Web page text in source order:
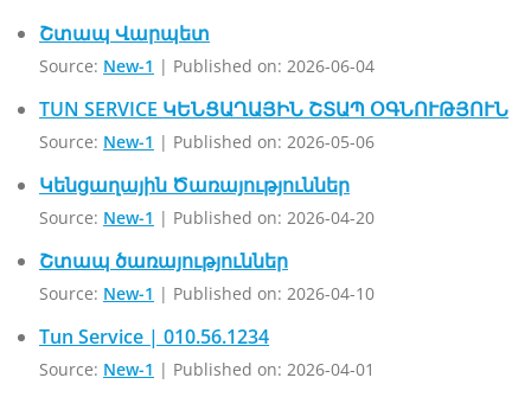
Շտապ Վարպետ
Source: New-1 Published on: 2026-06-04
TUN SERVICE ԿԵՆՑԱՂԱՅԻՆ ՇՏԱՊ ՕԳՆՈՒԹՅՈՒՆ
Source: New-1 Published on: 2026-05-06
Կենցաղային Ծառայություններ
Source: New-1 Published on: 2026-04-20
Շտապ ծառայություններ
Source: New-1 Published on: 2026-04-10
Tun Service | 010.56.1234
Source: New-1 Published on: 2026-04-01